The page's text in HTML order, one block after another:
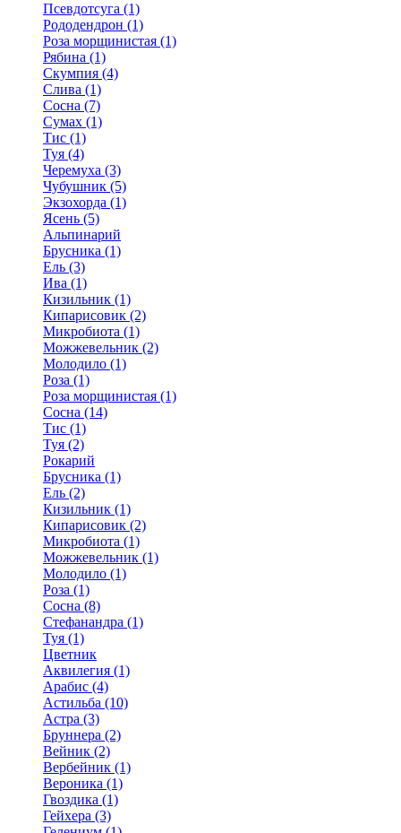
Псевдотсуга (1)
Рододендрон (1)
Роза морщинистая (1)
Рябина (1)
Скумпия (4)
Слива (1)
Сосна (7)
Сумах (1)
Тис (1)
Туя (4)
Черемуха (3)
Чубушник (5)
Экзохорда (1)
Ясень (5)
Альпинарий
Брусника (1)
Ель (3)
Ива (1)
Кизильник (1)
Кипарисовик (2)
Микробиота (1)
Можжевельник (2)
Молодило (1)
Роза (1)
Роза морщинистая (1)
Сосна (14)
Тис (1)
Туя (2)
Рокарий
Брусника (1)
Ель (2)
Кизильник (1)
Кипарисовик (2)
Микробиота (1)
Можжевельник (1)
Молодило (1)
Роза (1)
Сосна (8)
Стефанандра (1)
Туя (1)
Цветник
Аквилегия (1)
Арабис (4)
Астильба (10)
Астра (3)
Бруннера (2)
Вейник (2)
Вербейник (1)
Вероника (1)
Гвоздика (1)
Гейхера (3)